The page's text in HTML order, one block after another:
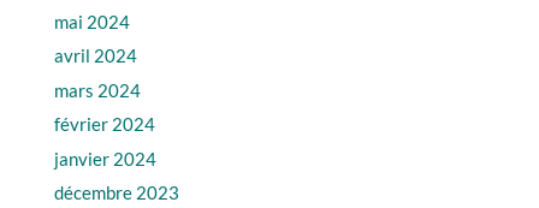
mai 2024
avril 2024
mars 2024
février 2024
janvier 2024
décembre 2023